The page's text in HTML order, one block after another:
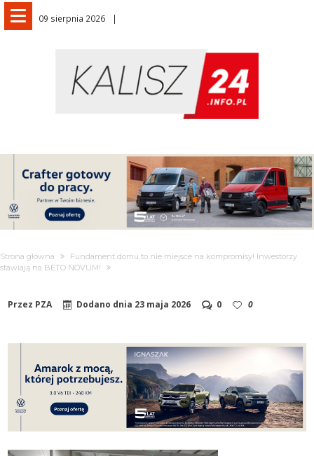
09 sierpnia 2026
Strona główna
Fundament domu to nie miejsce na kompromisy! Inwestorzy
stawiają na BETO NOVUM!
Przez PZA Dodano dnia 23 maja 2026 0 0